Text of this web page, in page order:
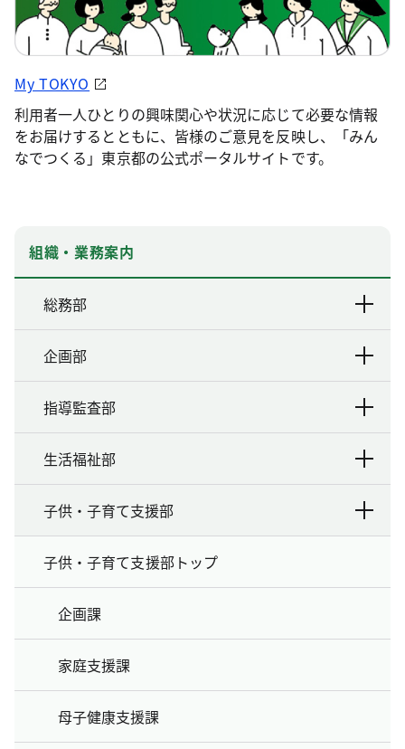
My TOKYO
利用者一人ひとりの興味関心や状況に応じて必要な情報
をお届けするとともに、皆様のご意見を反映し、「みん
なでつくる」東京都の公式ポータルサイトです。
組織・業務案内
総務部
企画部
指導監査部
生活福祉部
子供・子育て支援部
子供・子育て支援部トップ
企画課
家庭支援課
母子健康支援課